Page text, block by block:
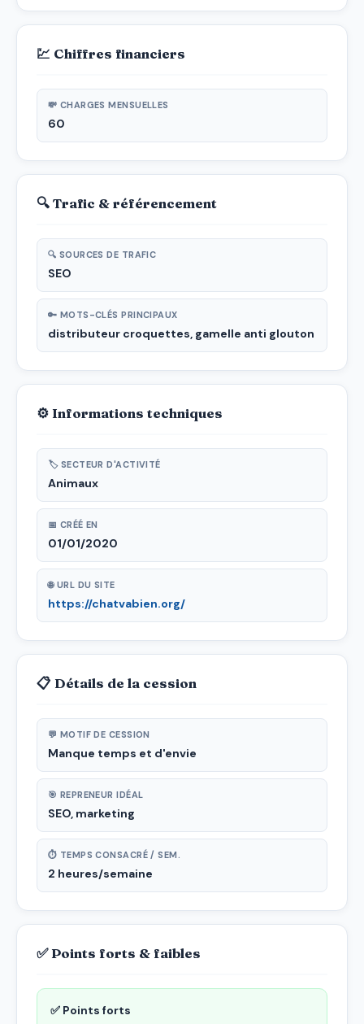
💹 Chiffres financiers
💸 CHARGES MENSUELLES
60
🔍 Trafic & référencement
🔍 SOURCES DE TRAFIC
SEO
🔑 MOTS-CLÉS PRINCIPAUX
distributeur croquettes, gamelle anti glouton
⚙ Informations techniques
🏷 SECTEUR D'ACTIVITÉ
Animaux
📅 CRÉÉ EN
01/01/2020
🌐 URL DU SITE
https://chatvabien.org/
📋 Détails de la cession
💬 MOTIF DE CESSION
Manque temps et d'envie
🎯 REPRENEUR IDÉAL
SEO, marketing
⏱ TEMPS CONSACRÉ / SEM.
2 heures/semaine
✅ Points forts & faibles
✅ Points forts